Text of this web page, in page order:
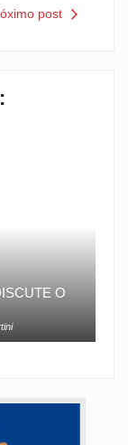
post
O